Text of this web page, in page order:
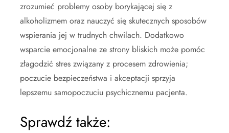
zrozumieć problemy osoby borykającej się z
alkoholizmem oraz nauczyć się skutecznych sposobów
wspierania jej w trudnych chwilach. Dodatkowo
wsparcie emocjonalne ze strony bliskich może pomóc
złagodzić stres związany z procesem zdrowienia;
poczucie bezpieczeństwa i akceptacji sprzyja
lepszemu samopoczuciu psychicznemu pacjenta.
Sprawdź także: